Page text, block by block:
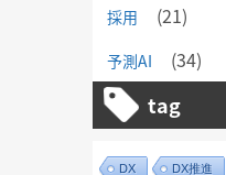
採用 (21)
予測AI (34)
tag
DX DX推進